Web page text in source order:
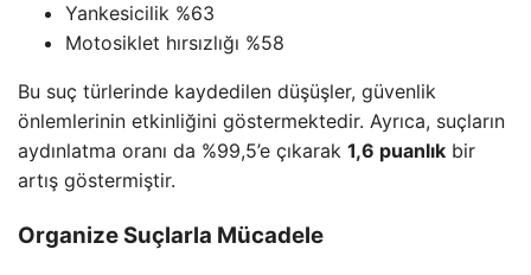
Yankesicilik %63
Motosiklet hırsızlığı %58
Bu suç türlerinde kaydedilen düşüşler, güvenlik
önlemlerinin etkinliğini göstermektedir. Ayrıca, suçların
aydınlatma oranı da %99,5’e çıkarak 1,6 puanlık bir
artış göstermiştir.
Organize Suçlarla Mücadele